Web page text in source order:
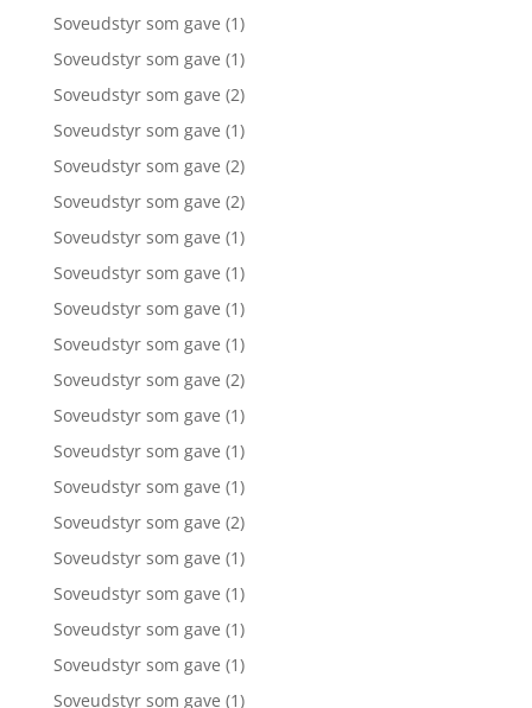
Soveudstyr som gave (1)
Soveudstyr som gave (1)
Soveudstyr som gave (2)
Soveudstyr som gave (1)
Soveudstyr som gave (2)
Soveudstyr som gave (2)
Soveudstyr som gave (1)
Soveudstyr som gave (1)
Soveudstyr som gave (1)
Soveudstyr som gave (1)
Soveudstyr som gave (2)
Soveudstyr som gave (1)
Soveudstyr som gave (1)
Soveudstyr som gave (1)
Soveudstyr som gave (2)
Soveudstyr som gave (1)
Soveudstyr som gave (1)
Soveudstyr som gave (1)
Soveudstyr som gave (1)
Soveudstyr som gave (1)